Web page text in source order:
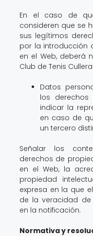
En el caso de
consideren que se
sus legítimos
por la introducción
en el Web, deberá
Club de Tenis
Datos
los derechos
indicar la
en caso de
un tercero
Señalar los
derechos de
en el Web, la
propiedad
expresa en la que
de la veracidad de
en la notificación.
Normativa y